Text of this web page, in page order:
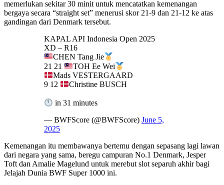
memerlukan sekitar 30 minit untuk mencatatkan kemenangan
bergaya secara “straight set” menerusi skor 21-9 dan 21-12 ke atas
gandingan dari Denmark tersebut.
KAPAL API Indonesia Open 2025
XD – R16
CHEN Tang Jie
21 21
TOH Ee Wei
Mads VESTERGAARD
9 12
Christine BUSCH
in 31 minutes
— BWFScore (@BWFScore) June 5,
2025
Kemenangan itu membawanya bertemu dengan sepasang lagi lawan
dari negara yang sama, beregu campuran No.1 Denmark, Jesper
Toft dan Amalie Magelund untuk merebut slot separuh akhir bagi
Jelajah Dunia BWF Super 1000 ini.